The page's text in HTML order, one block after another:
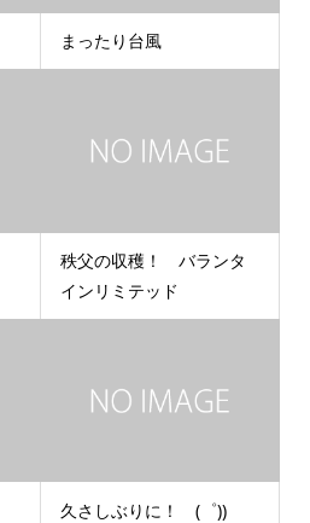
まったり台風
秩父の収穫！ バランタ
インリミテッド
久さしぶりに！ (゜))